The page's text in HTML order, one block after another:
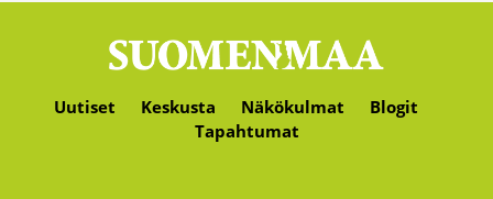
Uutiset Keskusta Näkökulmat
Blogit
Tapahtumat